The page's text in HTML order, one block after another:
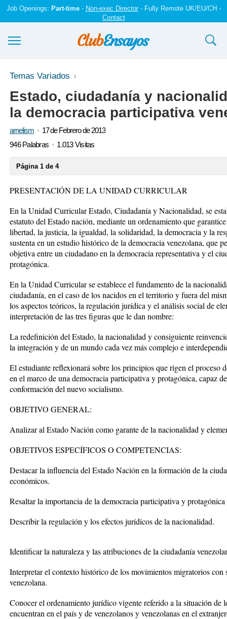
Job Openings: Part-time- Non-exec Director- Fully Remote UK/EU/CH -
Contact
Ensayos y trabajos
Registrarse
Iniciar sesión
Temas Variados
Estado, ciudadanía y
la democracia participativa
arnelism
17 de Febrero de 2013
946 Palabras
1.013 Visitas
Página 1 de 4
PRESENTACIÓN DE LA UNIDAD CURRICULAR
En la Unidad Curricular Estado, Ciudadanía y Nacionalidad, se
estatuto del Estado nación, mediante un ordenamiento que
libertad, la justicia, la igualdad, la solidaridad, la democracia y la
sustenta en un estudio histórico de la democracia venezolana, que
objetiva entre un ciudadano en la democracia representativa y el
protagónica.
En la Unidad Curricular se establece el fundamento de la
ciudadanía, en el caso de los nacidos en el territorio y fuera del
los aspectos teóricos, la regulación jurídica y el análisis social de
interpretación de las tres figuras que le dan nombre:
La redefinición del Estado, la nacionalidad y consiguiente
la integración y de un mundo cada vez más complejo e
El estudiante reflexionará sobre los principios que rigen el proceso
en el marco de una democracia participativa y protagónica, capaz
conformación del nuevo socialismo.
OBJETIVO GENERAL:
Analizar al Estado Nación como garante de la nacionalidad y
OBJETIVOS ESPECÍFICOS O COMPETENCIAS:
Destacar la influencia del Estado Nación en la formación de la
económicos.
Resaltar la importancia de la democracia participativa y
Describir la regulación y los efectos jurídicos de la nacionalidad.
Identificar la naturaleza y las atribuciones de la ciudadanía
Interpretar el contexto histórico de los movimientos migratorios con
venezolana.
Conocer el ordenamiento jurídico vigente referido a la situación de
encuentran en el país y de venezolanos y venezolanas en el